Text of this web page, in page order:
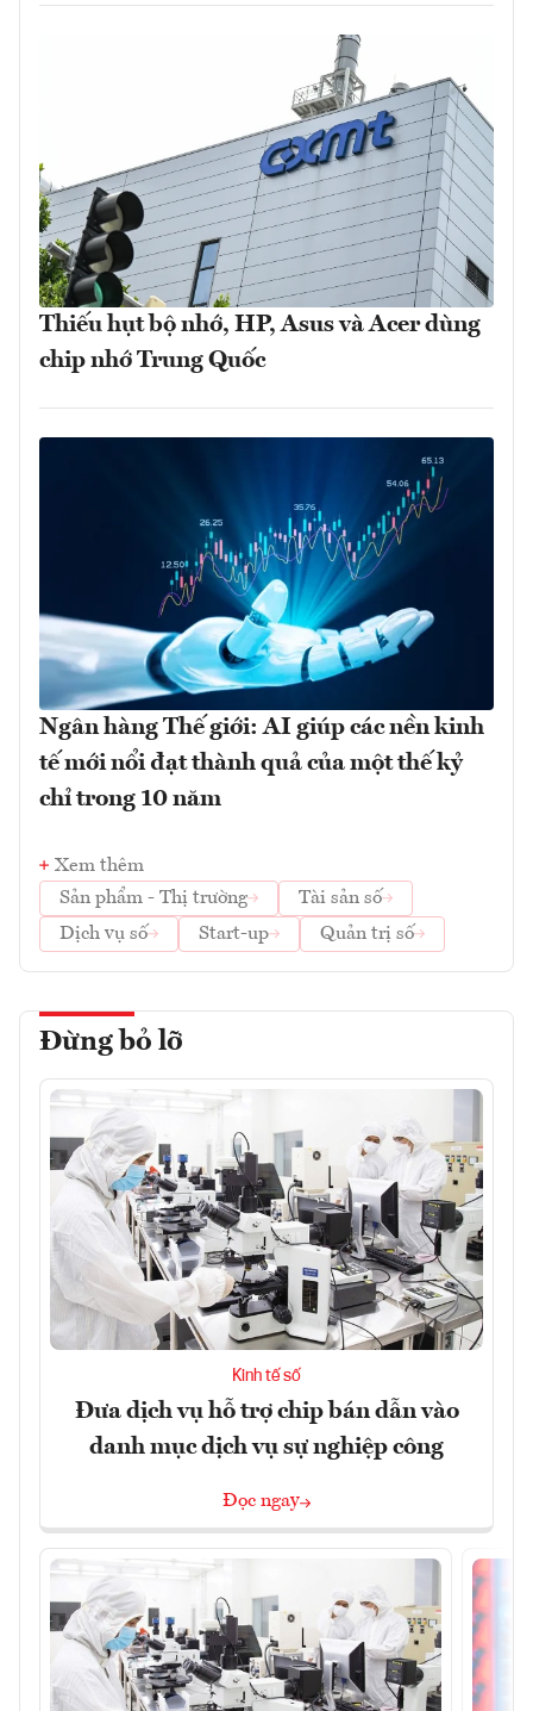
Thiếu hụt bộ nhớ, HP, Asus và Acer dùng
chip nhớ Trung Quốc
Ngân hàng Thế giới: AI giúp các nền kinh
tế mới nổi đạt thành quả của một thế kỷ
chỉ trong 10 năm
Xem thêm
Sản phẩm - Thị trường
Tài sản số
Dịch vụ số
Start-up Quản trị số
Đừng bỏ lỡ
Kinh tế số
Đưa dịch vụ hỗ trợ chip bán dẫn vào
danh mục dịch vụ sự nghiệp công
Đọc ngay